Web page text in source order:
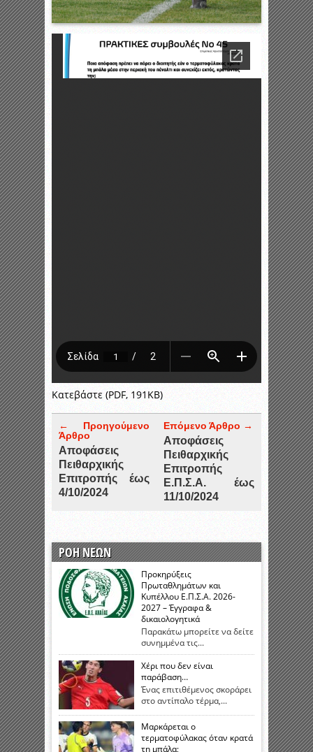
Κατεβάστε (PDF, 191KB)
← Προηγούμενο
Άρθρο
Αποφάσεις
Πειθαρχικής
Επιτροπής έως
4/10/2024
Επόμενο Άρθρο →
Αποφάσεις
Πειθαρχικής
Επιτροπής
Ε.Π.Σ.Α. έως
11/10/2024
ΡΟΗ ΝΕΩΝ
Προκηρύξεις
Πρωταθλημάτων και
Κυπέλλου Ε.Π.Σ.Α. 2026-
2027 – Έγγραφα &
δικαιολογητικά
Παρακάτω μπορείτε να δείτε
συνημμένα τις...
Χέρι που δεν είναι
παράβαση…
Ένας επιτιθέμενος σκοράρει
στο αντίπαλο τέρμα,...
Μαρκάρεται ο
τερματοφύλακας όταν κρατά
τη μπάλα;